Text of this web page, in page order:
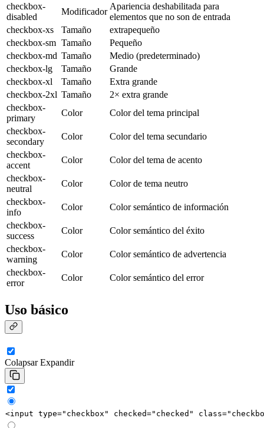
checkbox-
disabled
Modificador
Apariencia deshabilitada para
elementos que no son de entrada
checkbox-xs
Tamaño
extrapequeño
checkbox-sm Tamaño
Pequeño
checkbox-md Tamaño
Medio (predeterminado)
checkbox-lg
Tamaño
Grande
checkbox-xl
Tamaño
Extra grande
checkbox-2xl Tamaño
2× extra grande
checkbox-
primary
Color
Color del tema principal
checkbox-
secondary
Color
Color del tema secundario
checkbox-
accent
Color
Color del tema de acento
checkbox-
neutral
Color
Color de tema neutro
checkbox-
info
Color
Color semántico de información
checkbox-
success
Color
Color semántico del éxito
checkbox-
warning
Color
Color semántico de advertencia
checkbox-
error
Color Color semántico del error
Uso básico
Colapsar Expandir
<input type="checkbox" checked="checked" class=